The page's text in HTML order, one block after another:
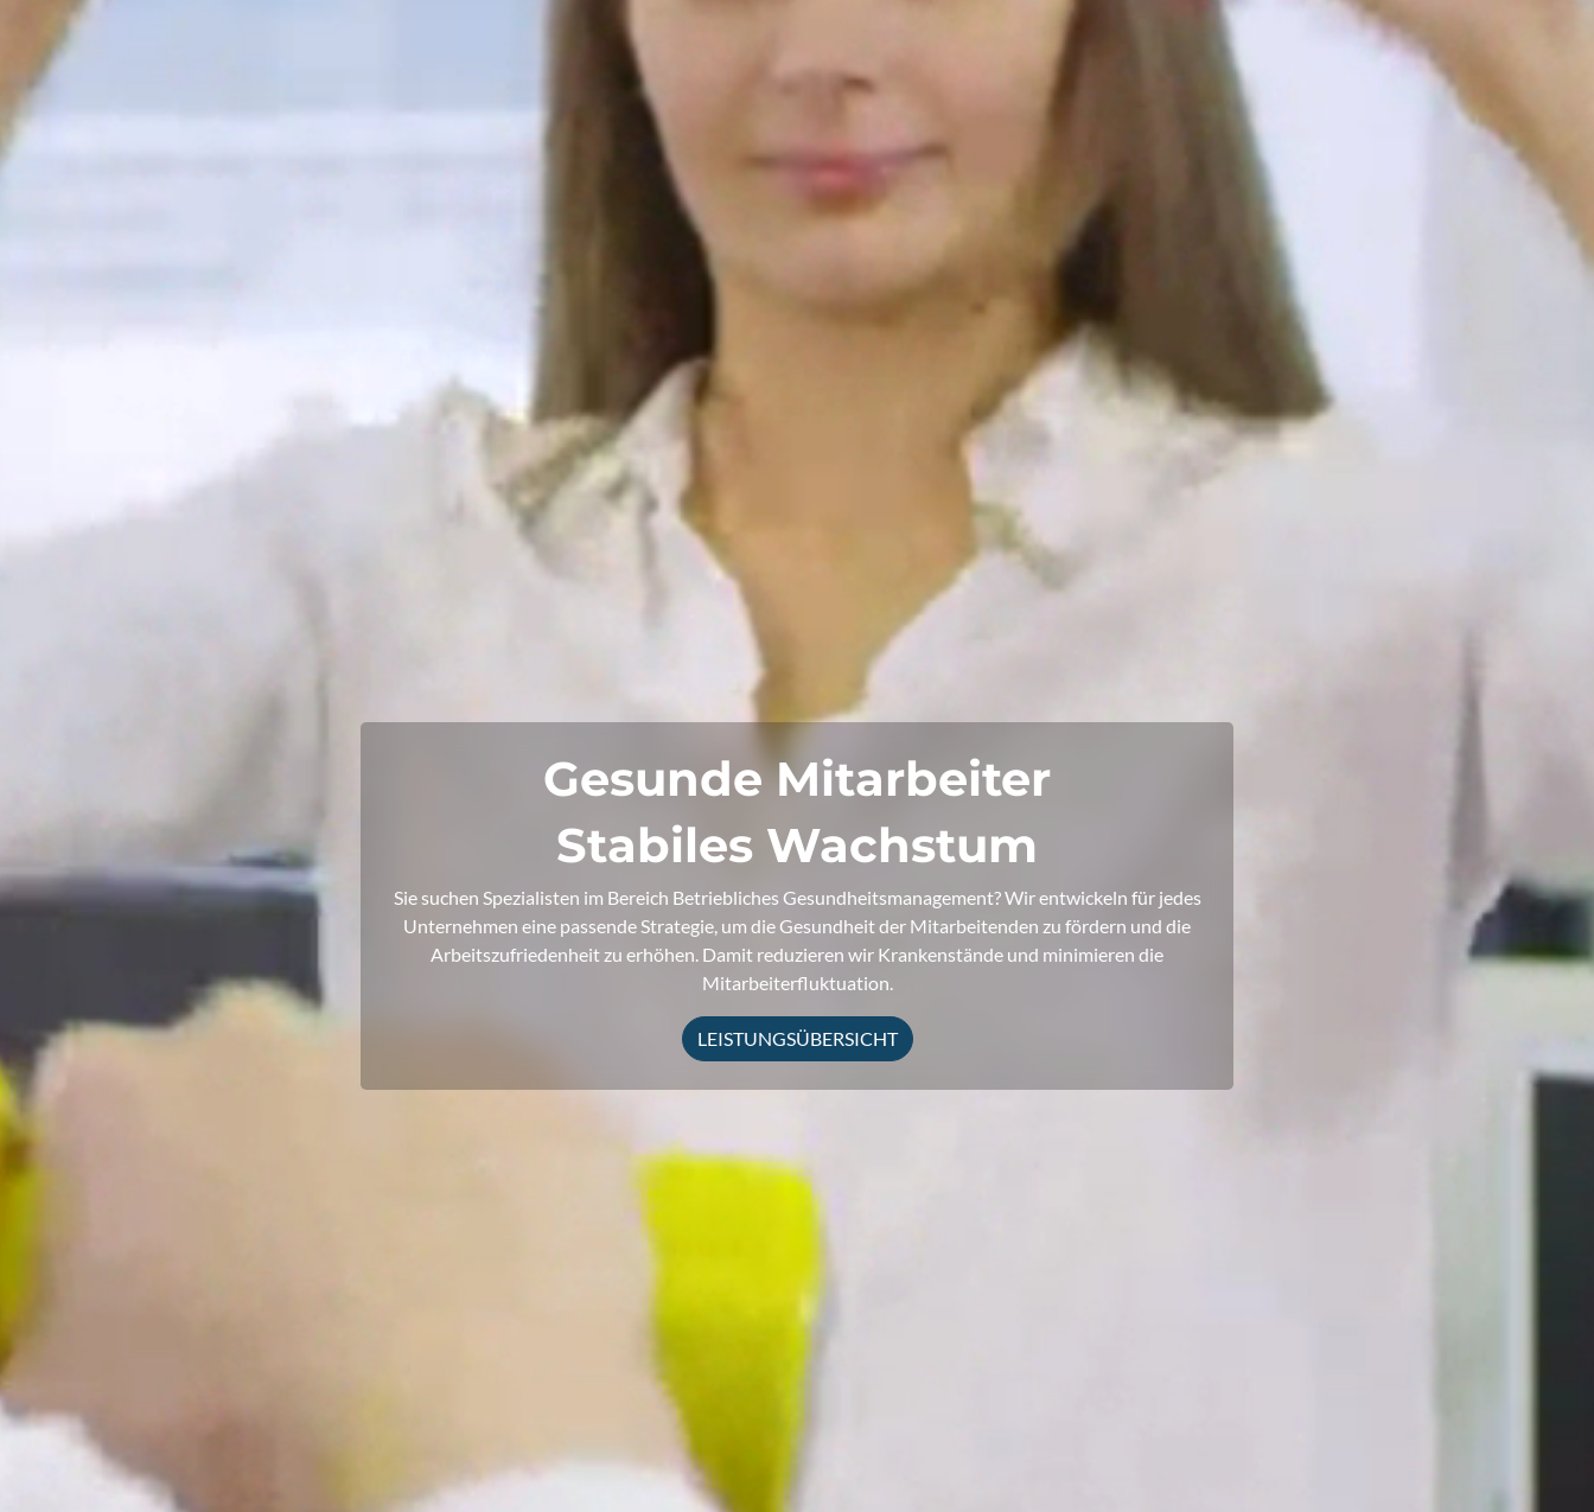
Gesunde Mitarbeiter
Stabiles Wachstum
Sie suchen Spezialisten im Bereich Betriebliches Gesundheitsmanagement? Wir entwickeln für jedes
Unternehmen eine passende Strategie, um die Gesundheit der Mitarbeitenden zu fördern und die
Arbeitszufriedenheit zu erhöhen. Damit reduzieren wir Krankenstände und minimieren die
Mitarbeiterfluktuation.
LEISTUNGSÜBERSICHT